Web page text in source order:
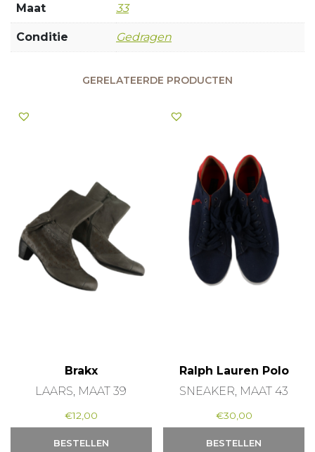
Maat 33
Conditie Gedragen
GERELATEERDE PRODUCTEN
Brakx
LAARS, MAAT 39
€12,00
BESTELLEN
Ralph Lauren Polo
SNEAKER, MAAT 43
€30,00
BESTELLEN